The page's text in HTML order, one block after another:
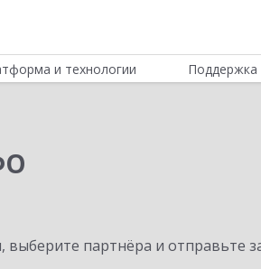
и технологии Поддержка
партнёра и отправьте